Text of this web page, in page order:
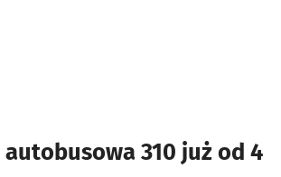
310 już od 4